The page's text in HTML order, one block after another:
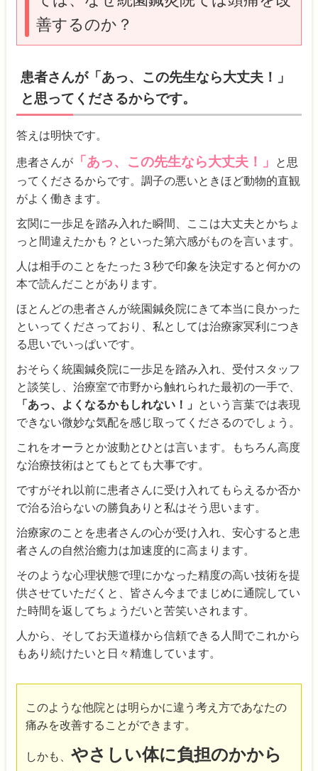
善するのか？
患者さんが「あっ、この先生なら大丈夫！」
と思ってくださるからです。
答えは明快です。
患者さんが 「あっ、この先生なら大丈夫！」
と思
ってくださるからです。調子の悪いときほど動物的直観
がよく働きます。
玄関に一歩足を踏み入れた瞬間、ここは大丈夫とかちょ
っと間違えたかも？といった第六感がものを言います。
人は相手のことをたった３秒で印象を決定すると何かの
本で読んだことがあります。
ほとんどの患者さんが統園鍼灸院にきて本当に良かった
といってくださっており、私としては治療家冥利につき
る思いでいっぱいです。
おそらく統園鍼灸院に一歩足を踏み入れ、受付スタッフ
と談笑し、治療室で市野から触れられた最初の一手で、
「あっ、よくなるかもしれない！」
という言葉では表現
できない微妙な気配を感じ取ってくださるのでしょう。
これをオーラとか波動とひとは言います。もちろん高度
な治療技術はとてもとても大事です。
ですがそれ以前に患者さんに受け入れてもらえるか否か
で治る治らないの勝負ありと私はそう思います。
治療家のことを患者さんの心が受け入れ、安心すると患
者さんの自然治癒力は加速度的に高まります。
そのような心理状態で理にかなった精度の高い技術を提
供させていただくと、皆さん今までまじめに通院してい
た時間を返してちょうだいと苦笑いされます。
人から、そしてお天道様から信頼できる人間でこれから
もあり続けたいと日々精進しています。
このような他院とは明らかに違う考え方であなたの
痛みを改善することができます。
しかも、やさしい体に負担のかから